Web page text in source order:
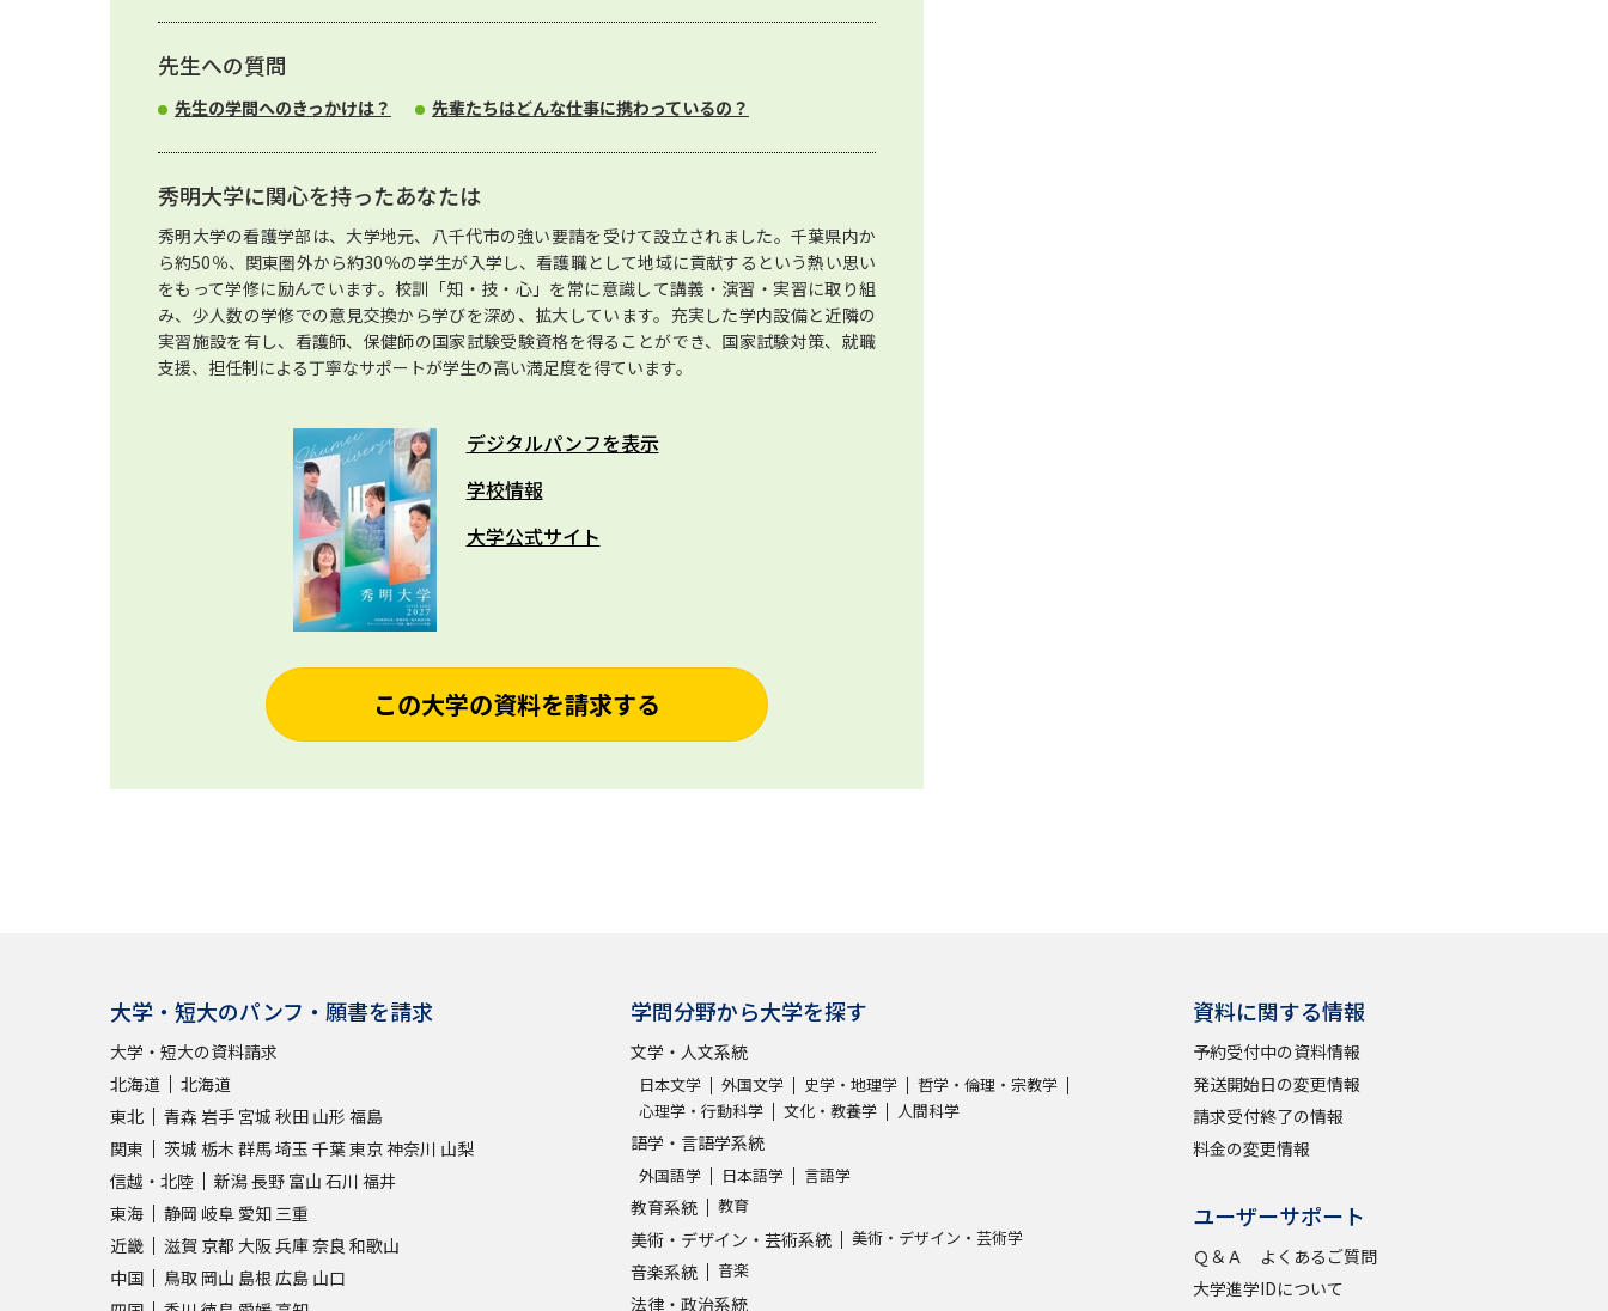
先生への質問
先生の学問へのきっかけは？ 先輩たちはどんな仕事に携わっているの？
秀明大学に関心を持ったあなたは
秀明大学の看護学部は、大学地元、八千代市の強い要請を受けて設立されました。千葉県内か
ら約50％、関東圏外から約30％の学生が入学し、看護職として地域に貢献するという熱い思い
をもって学修に励んでいます。校訓「知・技・心」を常に意識して講義・演習・実習に取り組
み、少人数の学修での意見交換から学びを深め、拡大しています。充実した学内設備と近隣の
実習施設を有し、看護師、保健師の国家試験受験資格を得ることができ、国家試験対策、就職
支援、担任制による丁寧なサポートが学生の高い満足度を得ています。
デジタルパンフを表示
学校情報
大学公式サイト
この大学の資料を請求する
大学・短大のパンフ・願書を請求
大学・短大の資料請求
北海道
北海道
東北
青森 岩手 宮城 秋田 山形 福島
関東
茨城 栃木 群馬埼玉 千葉東京神奈川 山梨
信越・北陸
新潟長野 富山 石川 福井
東海
静岡 岐阜 愛知 三重
近畿
滋賀 京都 大阪兵庫奈良 和歌山
中国
鳥取 岡山 島根 広島 山口
学問分野から大学を探す
文学・人文系統
日本文学 外国文学 史学・地理学
哲学・倫理・宗教学
心理学・行動科学
文化・教養学 人間科学
語学・言語学系統
外国語学 日本語学 言語学
教育系統 教育
美術・デザイン・芸術系統 美術・デザイン・芸術学
音楽系統 音楽
法律・政治系統
資料に関する情報
予約受付中の資料情報
発送開始日の変更情報
請求受付終了の情報
料金の変更情報
ユーザーサポート
Ｑ＆Ａ よくあるご質問
大学進学IDについて